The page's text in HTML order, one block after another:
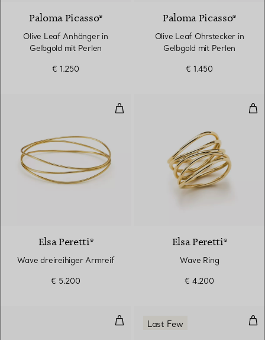
Paloma Picasso®
Olive Leaf Anhänger in
Gelbgold mit Perlen
€ 1.250
Paloma Picasso®
Olive Leaf Ohrstecker in
Gelbgold mit Perlen
€ 1.450
Wave dreireihiger Armreif
Elsa Peretti®
Wave dreireihiger Armreif
€ 5.200
Elsa Peretti®
Wave Ring
€ 4.200
Wire Armreif in Roségold mit
Last Few